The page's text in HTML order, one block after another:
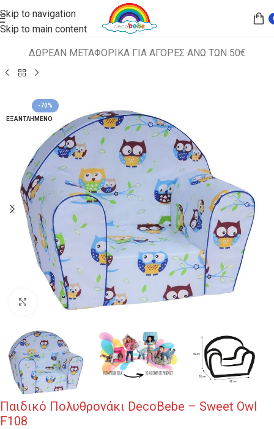
Skip to navigation
Skip to main content
ΔΩΡΕΑΝ ΜΕΤΑΦΟΡΙΚΑ ΓΙΑ ΑΓΟΡΕΣ ΑΝΩ ΤΩΝ 50€
Αρχική σελίδα ΠΑΙΔΙΚΑ ΚΑΘΙΣΜΑΤΑ ΠΟΛΥΘΡΟΝΑΚΙΑ
-70%
ΕΞΑΝΤΛΗΜΈΝΟ
Κλικ για μεγέθυνση
Παιδικό Πολυθρονάκι DecoBebe – Sweet Owl
F108